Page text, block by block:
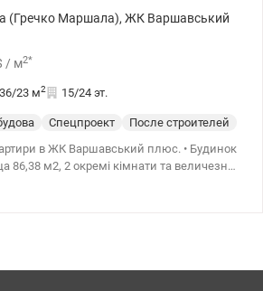
(Гречко Маршала), ЖК Варшавський
/ м2*
23 м2 15/24 эт.
Спецпроект
После строителей
в ЖК Варшавський плюс. • Будинок
86,38 м2, 2 окремі кімнати та величезна
Розташована на середньому 15/25
огороджена та закрита. На подвір'ї дитячі